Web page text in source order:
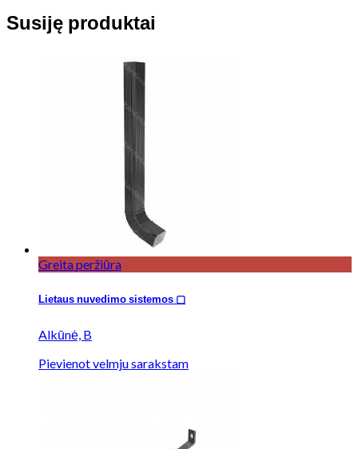
Susiję produktai
Greita peržiūra
Lietaus nuvedimo sistemos ▢
Alkūnė, B
Pievienot velmju sarakstam